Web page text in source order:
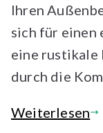
Ihren
sich für einen
eine rustikale
durch die
Weiterlesen